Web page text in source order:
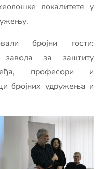
локалитете у
бројни гости:
завода за заштиту
професори и
бројних удружења и